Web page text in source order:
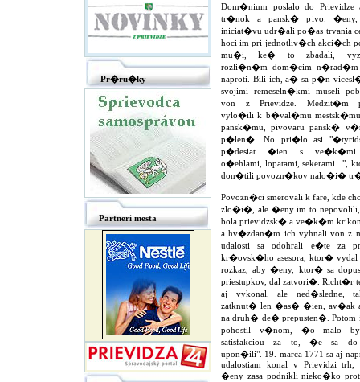
Pr�ru�ky
Partneri mesta
Dom�nium poslalo do Prievidze
tr�nok a pansk� pivo.
iniciat�vu udr�ali po�as trvania
hoci im pri jednotliv�ch akci�ch
mu�i, ke� to zbadali,
rozli�n�m dom�cim
naproti. Bili ich, a� sa p�n
svojimi remeseln�kmi museli
von z Prievidze. Medzit�m
vylo�ili k b�val�mu
pansk�mu, pivovaru pansk�
p�len�. No pri�lo asi
p�desiat �ien s ve�k�mi
o�ehlami, lopatami, sekerami...",
don�tili povozn�kov nalo�i�
Povozn�ci smerovali k fare, kde
zlo�i�, ale �eny im to nepovolili,
bola prievidzsk� a ve�k�m
a hv�zdan�m ich vyhnali von z
udalosti sa odohrali e�te za
kr�ovsk�ho asesora, ktor�
rozkaz, aby �eny, ktor� sa
priestupkov, dal zatvori�. Richt�r
aj vykonal, ale ned�sledne,
zatknut� len �as� �ien, av�ak
na druh� de� prepusten�.
pohostil v�nom, �o malo
satisfakciou za to, �e sa
upon�ili". 19. marca 1771 sa aj
udalostiam konal v Prievidzi trh,
�eny zasa podnikli nieko�ko